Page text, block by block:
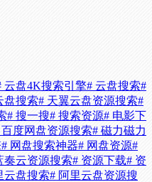
云盘4K搜索引擎# 云盘搜索#
盘搜索# 天翼云盘资源搜索#
# 搜一搜# 搜索资源# 电影下
百度网盘资源搜索# 磁力磁力
# 网盘搜索神器# 网盘资源#
奏云资源搜索# 资源下载# 资
云盘搜索# 阿里云盘资源搜